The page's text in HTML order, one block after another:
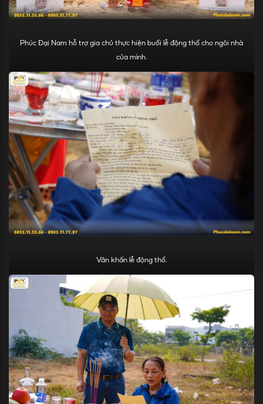
Phúc Đại Nam hỗ trợ gia chủ thực hiện buổi lễ động thổ cho ngôi nhà
của mình.
Văn khấn lễ động thổ.